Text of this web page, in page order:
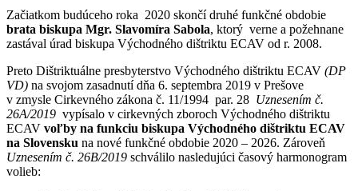
Začiatkom budúceho roka 2020 skončí druhé funkčné obdobie
brata biskupa Mgr. Slavomíra Sabola, ktorý verne a požehnane
zastával úrad biskupa Východného dištriktu ECAV od r. 2008.
Preto Dištriktuálne presbyterstvo Východného dištriktu ECAV (DP
VD) na svojom zasadnutí dňa 6. septembra 2019 v Prešove
v zmysle Cirkevného zákona č. 11/1994 par. 28 Uznesením č.
26A/2019 vypísalo v cirkevných zboroch Východného dištriktu
ECAV voľby na funkciu biskupa Východného dištriktu ECAV
na Slovensku na nové funkčné obdobie 2020 – 2026. Zároveň
Uznesením č. 26B/2019 schválilo nasledujúci časový harmonogram
volieb: